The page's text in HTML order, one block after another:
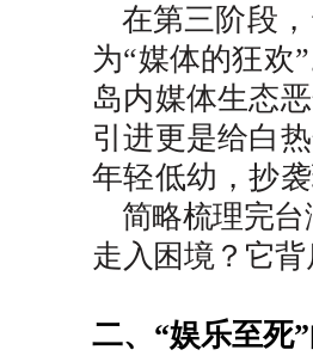
在第三阶段
为“媒体的狂欢
岛内媒体生态
引进更是给白
年轻低幼，抄
简略梳理完
走入困境？它
二、“娱乐至死